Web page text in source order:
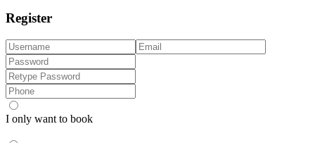
Register
I only want to book